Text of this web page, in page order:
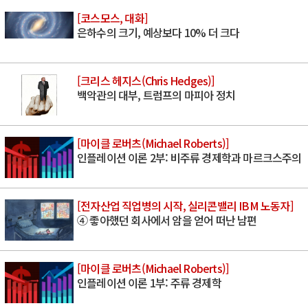
[코스모스, 대화]
은하수의 크기, 예상보다 10% 더 크다
[크리스 헤지스(Chris Hedges)]
백악관의 대부, 트럼프의 마피아 정치
[마이클 로버츠(Michael Roberts)]
인플레이션 이론 2부: 비주류 경제학과 마르크스주의
[전자산업 직업병의 시작, 실리콘밸리 IBM 노동자]
④ 좋아했던 회사에서 암을 얻어 떠난 남편
[마이클 로버츠(Michael Roberts)]
인플레이션 이론 1부: 주류 경제학